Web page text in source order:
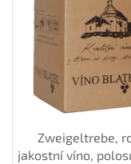
Zweigeltrebe,
jakostní víno,